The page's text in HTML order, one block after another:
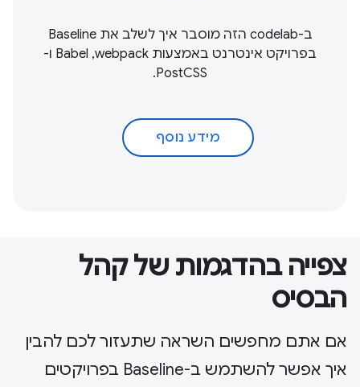
ב-codelab הזה מוסבר איך לשלב את Baseline
בפרויקט אינטרנט באמצעות webpack,‏ Babel ו-
PostCSS.
מידע נוסף
צפייה בהדגמות של קהל
הבסיס
אם אתם מחפשים השראה שתעזור לכם להבין
איך אפשר להשתמש ב-Baseline בפרויקטים